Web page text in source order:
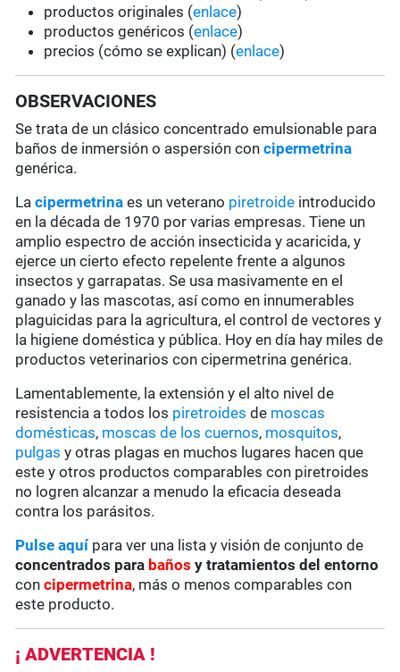
productos originales (enlace)
productos genéricos (enlace)
precios (cómo se explican) (enlace)
OBSERVACIONES
Se trata de un clásico concentrado emulsionable para
baños de inmersión o aspersión concipermetrina
genérica.
Lacipermetrinaes un veterano piretroide introducido
en la década de 1970 por varias empresas. Tiene un
amplio espectro de acción insecticida y acaricida, y
ejerce un cierto efecto repelente frente a algunos
insectos y garrapatas. Se usa masivamente en el
ganado y las mascotas, así como en innumerables
plaguicidas para la agricultura, el control de vectores y
la higiene doméstica y pública. Hoy en día hay miles de
productos veterinarios con cipermetrina genérica.
Lamentablemente, la extensión y el alto nivel de
resistencia a todos los piretroides de moscas
domésticas, moscas de los cuernos, mosquitos,
pulgas y otras plagas en muchos lugares hacen que
este y otros productos comparables con piretroides
no logren alcanzar a menudo la eficacia deseada
contra los parásitos.
Pulse aquí para ver una lista y visión de conjunto de
concentrados para baños y tratamientos del entorno
concipermetrina, más o menos comparables con
este producto.
¡ ADVERTENCIA !